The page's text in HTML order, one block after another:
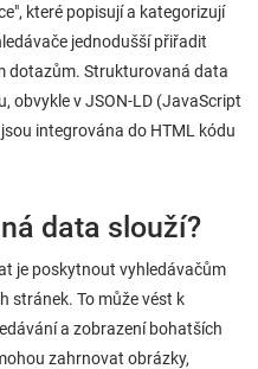
které popisují a kategorizují
jednodušší přiřadit
dotazům. Strukturovaná data
obvykle v JSON-LD (JavaScript
integrována do HTML kódu
data slouží?
je poskytnout vyhledávačům
stránek. To může vést k
a zobrazení bohatších
zahrnovat obrázky,